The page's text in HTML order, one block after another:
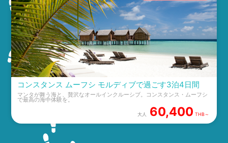
コンスタンス ムーフシ モルディブで過ごす3泊4日間
マンタが舞う海と、贅沢なオールインクルーシブ。コンスタンス・ムーフシ
で最高の海中体験を。
大人 60,400 THB～